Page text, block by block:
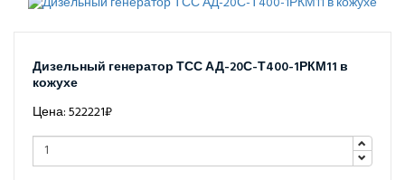
Дизельный генератор ТСС АД-20С-Т400-1РКМ11 в
кожухе
Цена: 522221₽